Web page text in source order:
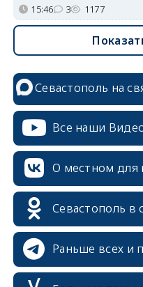
15:46 3 1177
Севастополь на
Все наши
О местном для
Севастополь в
Раньше всех и